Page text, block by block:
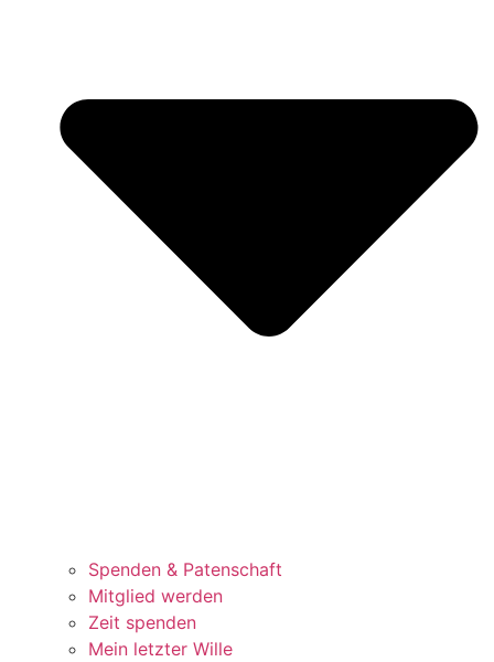
Spenden & Patenschaft
Mitglied werden
Zeit spenden
Mein letzter Wille